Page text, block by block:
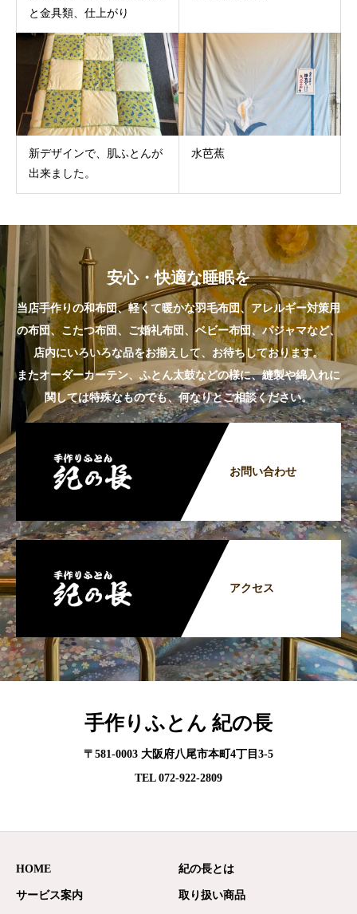
と金具類、仕上がり
新デザインで、肌ふとんが
出来ました。
水芭蕉
安心・快適な睡眠を
当店手作りの和布団、軽くて暖かな羽毛布団、アレルギー対策用
の布団、こたつ布団、ご婚礼布団、ベビー布団、パジャマなど、
店内にいろいろな品をお揃えして、お待ちしております。
またオーダーカーテン、ふとん太鼓などの様に、縫製や綿入れに
関しては特殊なものでも、何なりとご相談ください。
お問い合わせ
アクセス
手作りふとん 紀の長
〒581-0003 大阪府八尾市本町4丁目3-5
TEL 072-922-2809
HOME 紀の長とは
サービス案内 取り扱い商品